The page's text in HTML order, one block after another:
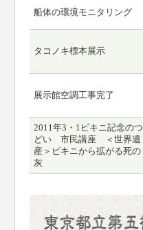
船体の環境モニタリング
タコノキ標本展示
展示館空調工事完了
2011年3・1ビキニ記念のつ
どい 市民講座 ＜世界遺
産＞ビキニから拡がる死の
灰